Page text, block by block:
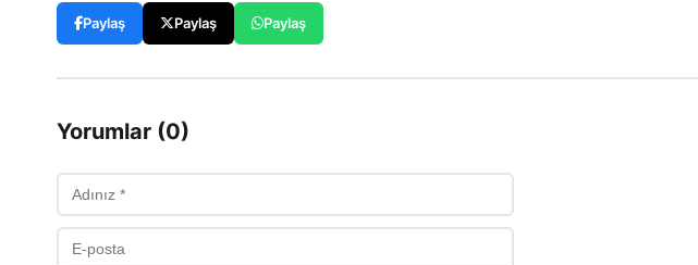
Paylaş Paylaş Paylaş
Yorumlar (0)